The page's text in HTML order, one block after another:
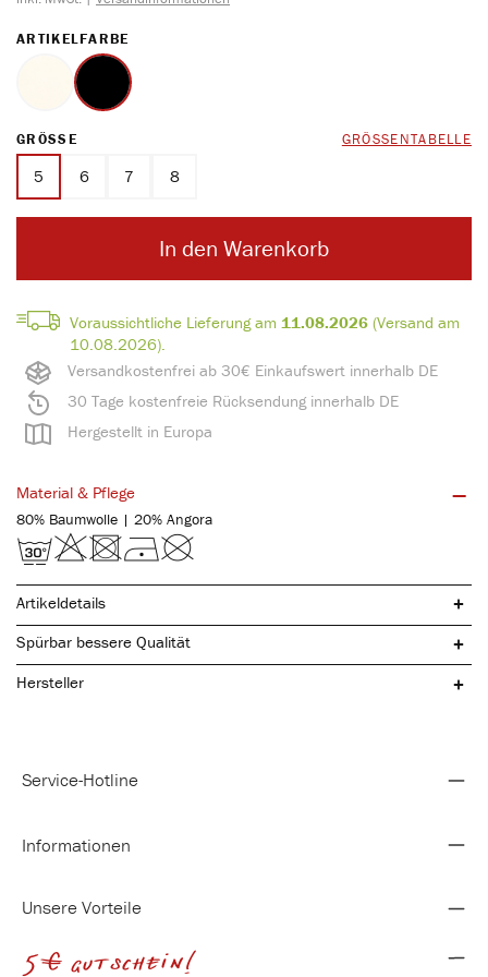
Versandkostenfrei ab 30€ Einkaufswert innerhalb DE
30 Tage kostenfreie Rücksendung innerhalb DE
Hergestellt in Europa
Voraussichtliche Lieferung am 11.08.2026(Versand am
10.08.2026).
ARTIKELFARBE
wollweiß schwarz
GRÖSSE AUSWÄHLEN GRÖSSENTABELLE
5 6 7 8
In den Warenkorb
Material & Pflege
80% Baumwolle | 20% Angora
Artikeldetails
atmungsaktiv
sanftes Tragegefühl
perfekte Temperaturregulierung
Spürbar bessere Qualität
Hersteller
Service-Hotline
Informationen
Unsere Vorteile
5€ gutschein!